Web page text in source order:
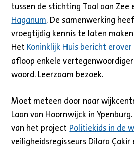
tussen de stichting Taal aan Zee
Haganum. De samenwerking
vroegtijdig kennis te laten
Het Koninklijk Huis bericht
afloop enkele
woord. Leerzaam bezoek.
Moet meteen door naar
Laan van Hoornwijck in
van het project Politiekids in de
veiligheidsregisseurs Dilara Çakir